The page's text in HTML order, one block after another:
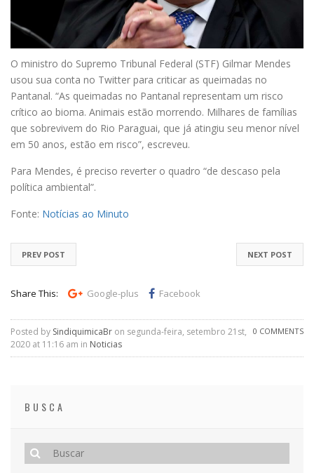
O ministro do Supremo Tribunal Federal (STF) Gilmar Mendes
usou sua conta no Twitter para criticar as queimadas no
Pantanal. “As queimadas no Pantanal representam um risco
crítico ao bioma. Animais estão morrendo. Milhares de famílias
que sobrevivem do Rio Paraguai, que já atingiu seu menor nível
em 50 anos, estão em risco”, escreveu.
Para Mendes, é preciso reverter o quadro “de descaso pela
política ambiental”.
Fonte: Notícias ao Minuto
NEXT POST
PREV POST
Share This: Google-plus Facebook
0 COMMENTS
Posted by SindiquimicaBr on segunda-feira, setembro 21st,
2020 at 11:16 am in Noticias
BUSCA